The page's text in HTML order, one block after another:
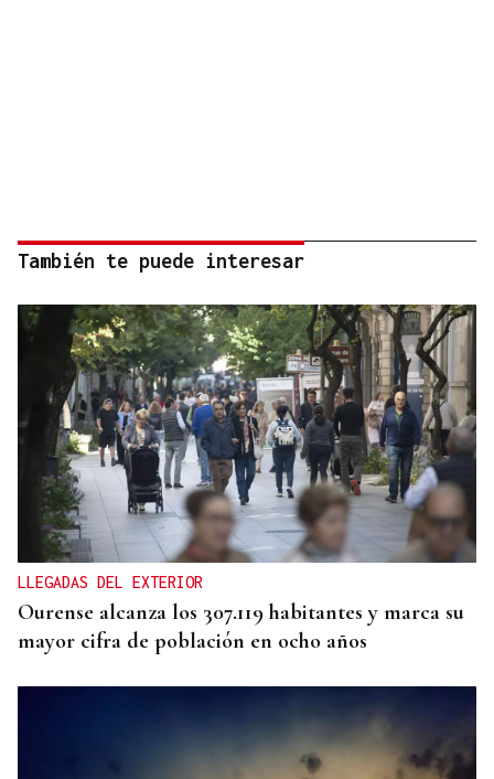
También te puede interesar
LLEGADAS DEL EXTERIOR
Ourense alcanza los 307.119 habitantes y marca su
mayor cifra de población en ocho años